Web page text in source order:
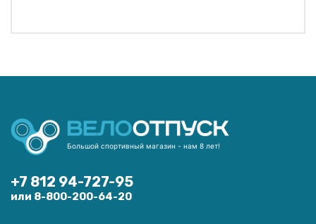
Большой спортивный магазин - нам 8 лет!
+7 812 94-727-95
или 8-800-200-64-20